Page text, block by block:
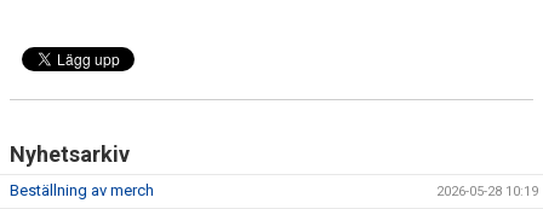
Nyhetsarkiv
Beställning av merch 2026-05-28 10:19